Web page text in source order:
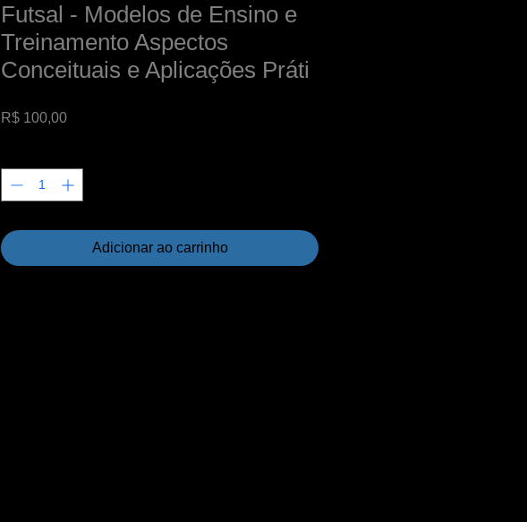
Futsal - Modelos de Ensino e
Treinamento Aspectos
Conceituais e Aplicações Práti
R$ 100,00Preço
Adicionar ao carrinho